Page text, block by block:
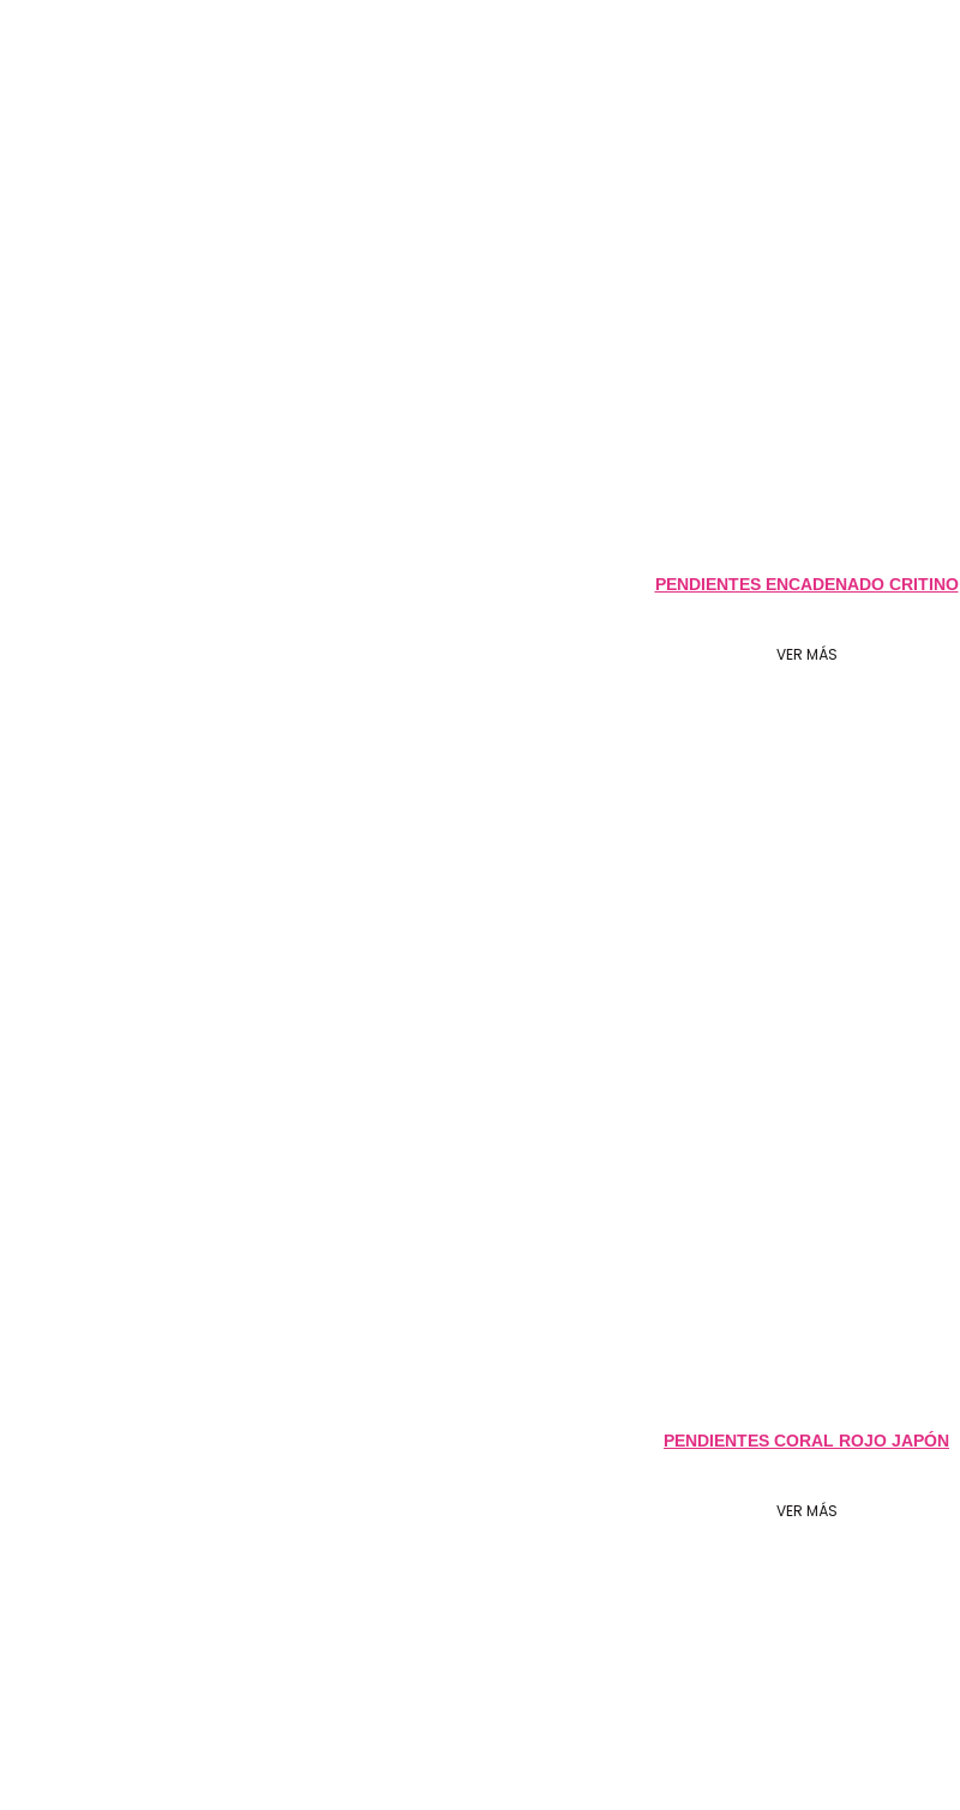
PENDIENTES ENCADENADO CRITINO
VER MÁS
PENDIENTES CORAL ROJO JAPÓN
VER MÁS